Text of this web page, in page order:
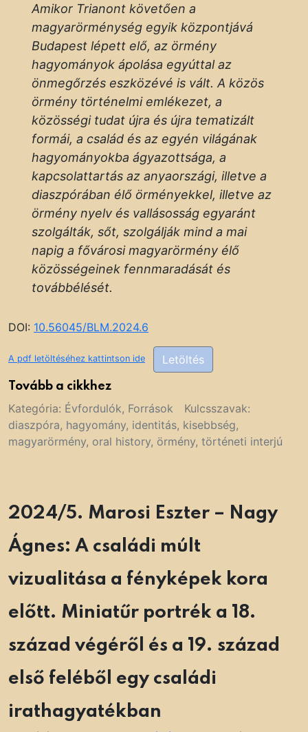
Amikor Trianont követően a
magyarörménység egyik központjává
Budapest lépett elő, az örmény
hagyományok ápolása egyúttal az
önmegőrzés eszközévé is vált. A közös
örmény történelmi emlékezet, a
közösségi tudat újra és újra tematizált
formái, a család és az egyén világának
hagyományokba ágyazottsága, a
kapcsolattartás az anyaországi, illetve a
diaszpórában élő örményekkel, illetve az
örmény nyelv és vallásosság egyaránt
szolgálták, sőt, szolgálják mind a mai
napig a fővárosi magyarörmény élő
közösségeinek fennmaradását és
továbbélését.
DOI: 10.56045/BLM.2024.6
A pdf letöltéséhez kattintson ide Letöltés
Tovább a cikkhez
Kategória: Évfordulók, Források
Kulcsszavak:
diaszpóra, hagyomány, identitás, kisebbség,
magyarörmény, oral history, örmény, történeti interjú
2024/5. Marosi Eszter – Nagy
Ágnes: A családi múlt
vizualitása a fényképek kora
előtt. Miniatűr portrék a 18.
század végéről és a 19. század
első feléből egy családi
irathagyatékban